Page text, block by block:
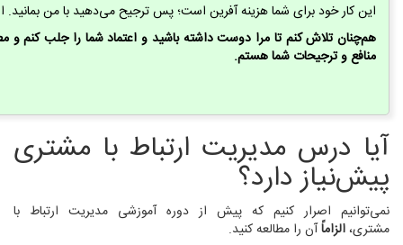
این کار خود برای شما هزینه آفرین است؛ پس ترجیح می‌دهید با من بمانید.
هم‌چنان تلاش کنم تا مرا دوست داشته باشید و اعتماد شما را جلب کنم و
منافع و ترجیحات شما هستم.
آیا درس مدیریت ارتباط با مشتری
پیش‌نیاز دارد؟
نمی‌توانیم اصرار کنیم که پیش از دوره آموزشی مدیریت ارتباط با
مشتری،الزاماًآن را مطالعه کنید.